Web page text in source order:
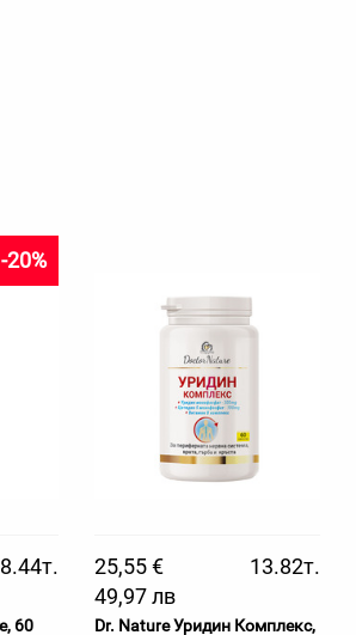
-20%
8.44т.
60
25,55 €
13.82т.
49,97 лв
Dr. Nature Уридин Комплекс,